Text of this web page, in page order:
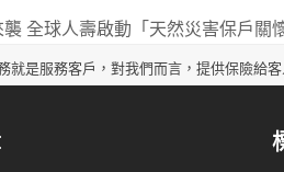
全球人壽啟動「天然災害保戶關
就是服務客戶，對我們而言，提供保險給